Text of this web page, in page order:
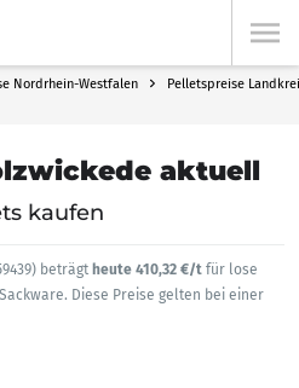
Nordrhein-Westfalen Pelletspreise
aktuell
kaufen
beträgt heute 410,32 €/t für lose
Diese Preise gelten bei einer